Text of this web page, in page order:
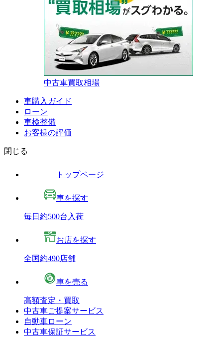
中古車買取相場
車購入ガイド
ローン
車検整備
お客様の評価
閉じる
トップページ
車を探す
毎日約500台入荷
お店を探す
全国約490店舗
車を売る
高額査定・買取
中古車ご提案サービス
自動車ローン
中古車保証サービス